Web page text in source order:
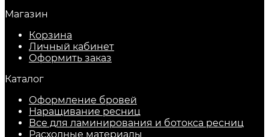
Магазин
Корзина
Личный кабинет
Оформить заказ
Каталог
Оформление бровей
Наращивание ресниц
Все для ламинирования и ботокса ресниц
Расходные материалы